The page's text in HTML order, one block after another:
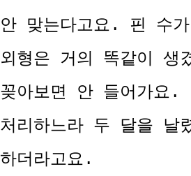
안 맞는다고요. 핀 수
외형은 거의 똑같이 생
꽂아보면 안 들어가요.
처리하느라 두 달을 날
하더라고요.